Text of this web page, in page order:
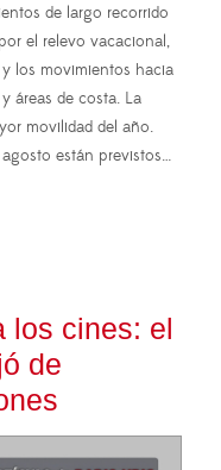
de largo recorrido
el relevo vacacional,
los movimientos hacia
áreas de costa. La
movilidad del año.
están previstos…
los cines: el
de